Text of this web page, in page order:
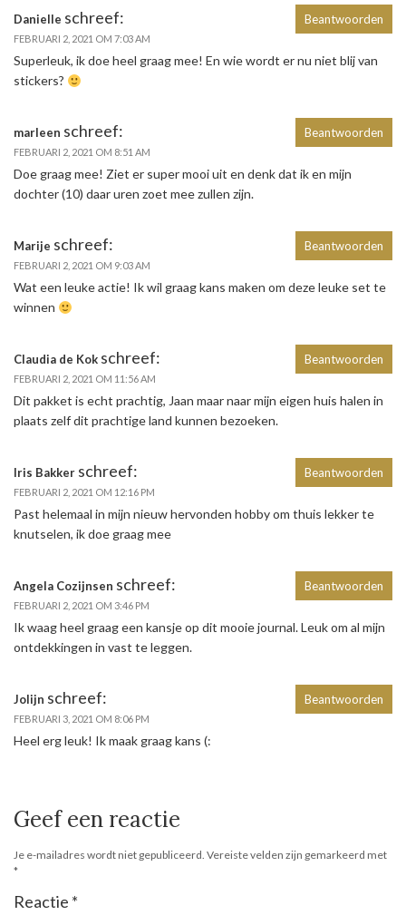
Danielle schreef:
FEBRUARI 2, 2021 OM 7:03 AM
Superleuk, ik doe heel graag mee! En wie wordt er nu niet blij van
stickers?
Beantwoorden
marleen schreef:
FEBRUARI 2, 2021 OM 8:51 AM
Doe graag mee! Ziet er super mooi uit en denk dat ik en mijn
dochter (10) daar uren zoet mee zullen zijn.
Beantwoorden
Marije schreef:
FEBRUARI 2, 2021 OM 9:03 AM
Wat een leuke actie! Ik wil graag kans maken om deze leuke set te
winnen
Beantwoorden
Claudia de Kok schreef:
FEBRUARI 2, 2021 OM 11:56 AM
Dit pakket is echt prachtig, Jaan maar naar mijn eigen huis halen in
plaats zelf dit prachtige land kunnen bezoeken.
Beantwoorden
Iris Bakker schreef:
FEBRUARI 2, 2021 OM 12:16 PM
Past helemaal in mijn nieuw hervonden hobby om thuis lekker te
knutselen, ik doe graag mee
Beantwoorden
Angela Cozijnsen schreef:
FEBRUARI 2, 2021 OM 3:46 PM
Ik waag heel graag een kansje op dit mooie journal. Leuk om al mijn
ontdekkingen in vast te leggen.
Beantwoorden
Jolijn schreef:
FEBRUARI 3, 2021 OM 8:06 PM
Heel erg leuk! Ik maak graag kans (:
Beantwoorden
Geef een reactie
Je e-mailadres wordt niet gepubliceerd. Vereiste velden zijn gemarkeerd met
*
Reactie *